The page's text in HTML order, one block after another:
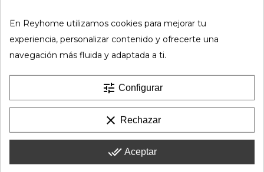
En Reyhome utilizamos cookies para mejorar tu
experiencia, personalizar contenido y ofrecerte una
navegación más fluida y adaptada a ti.
tune Configurar
clear Rechazar
done_all Aceptar